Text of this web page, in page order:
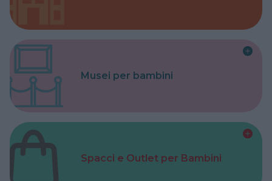
Musei per bambini
Spacci e Outlet per Bambini